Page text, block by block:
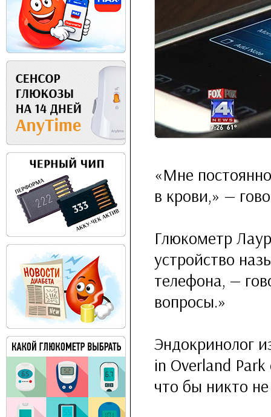
«Мне
в крови,» —
Глюкометр
устройство
телефона, —
вопросы.»
Эндокринолог
in Overland
что бы никто